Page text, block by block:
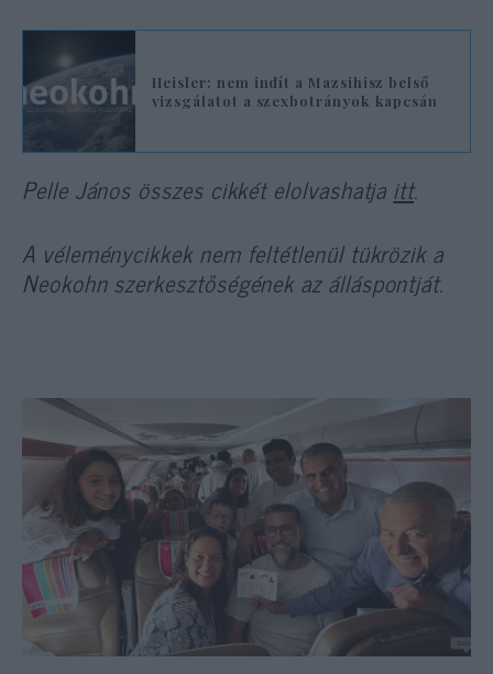
Heisler: nem indít a Mazsihisz belső
vizsgálatot a szexbotrányok kapcsán
Pelle János összes cikkét elolvashatja itt.
A véleménycikkek nem feltétlenül tükrözik a
Neokohn szerkesztőségének az álláspontját.